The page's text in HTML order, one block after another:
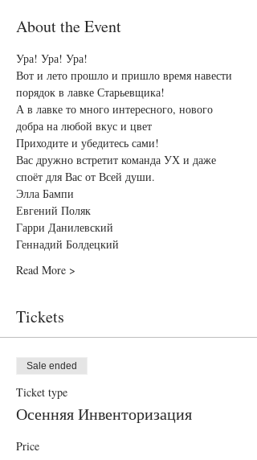
About the Event
Ура! Ура! Ура!
Вот и лето прошло и пришло время навести
порядок в лавке Старьевщика!
А в лавке то много интересного, нового
добра на любой вкус и цвет
Приходите и убедитесь сами!
Вас дружно встретит команда УХ и даже
споёт для Вас от Всей души.
Элла Бампи
Евгений Поляк
Гарри Данилевский
Геннадий Болдецкий
Read More >
Tickets
Sale ended
Ticket type
Осенняя Инвенторизация
Price